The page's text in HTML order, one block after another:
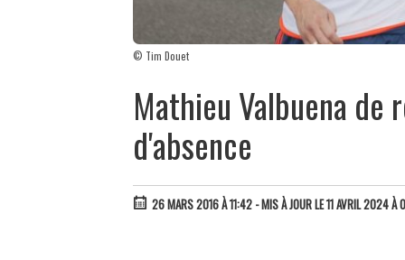
© Tim Douet
Mathieu Valbuena de
d'absence
26 MARS 2016 À 11:42 - MIS À JOUR LE 11 AVRIL 2024 À